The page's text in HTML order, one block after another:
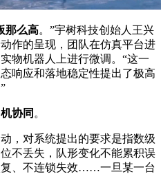
那么高。”宇树科技创始人王兴
作的呈现，团队在仿真平台进
实物机器人上进行微调。“这一
响应和落地稳定性提出了极高
协同 。
，对系统提出的要求是指数级
不丢失，队形变化不能累积误
、不连锁失效……一旦某一台